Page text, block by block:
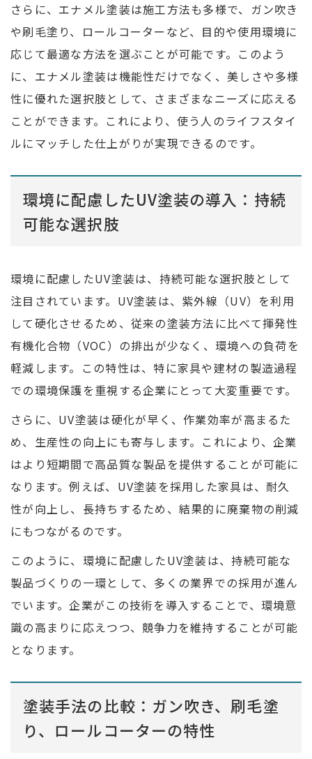
さらに、エナメル塗装は施工方法も多様で、ガン吹き
や刷毛塗り、ロールコーターなど、目的や使用環境に
応じて最適な方法を選ぶことが可能です。このよう
に、エナメル塗装は機能性だけでなく、美しさや多様
性に優れた選択肢として、さまざまなニーズに応える
ことができます。これにより、使う人のライフスタイ
ルにマッチした仕上がりが実現できるのです。
環境に配慮したUV塗装の導入：持続
可能な選択肢
環境に配慮したUV塗装は、持続可能な選択肢として
注目されています。UV塗装は、紫外線（UV）を利用
して硬化させるため、従来の塗装方法に比べて揮発性
有機化合物（VOC）の排出が少なく、環境への負荷を
軽減します。この特性は、特に家具や建材の製造過程
での環境保護を重視する企業にとって大変重要です。
さらに、UV塗装は硬化が早く、作業効率が高まるた
め、生産性の向上にも寄与します。これにより、企業
はより短期間で高品質な製品を提供することが可能に
なります。例えば、UV塗装を採用した家具は、耐久
性が向上し、長持ちするため、結果的に廃棄物の削減
にもつながるのです。
このように、環境に配慮したUV塗装は、持続可能な
製品づくりの一環として、多くの業界での採用が進ん
でいます。企業がこの技術を導入することで、環境意
識の高まりに応えつつ、競争力を維持することが可能
となります。
塗装手法の比較：ガン吹き、刷毛塗
り、ロールコーターの特性